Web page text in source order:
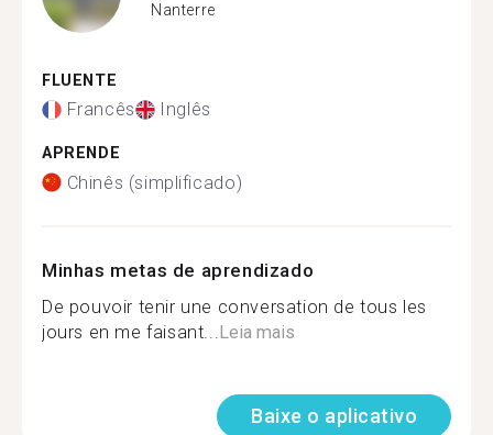
Nanterre
FLUENTE
Francês Inglês
APRENDE
Chinês (simplificado)
Minhas metas de aprendizado
De pouvoir tenir une conversation de tous les
jours en me faisant... Leia mais
Baixe o aplicativo